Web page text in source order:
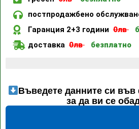
постпродажбено
Гаранция 2+3 години0лв
доставка0лв безплатно
Въведете данните си
за да ви се